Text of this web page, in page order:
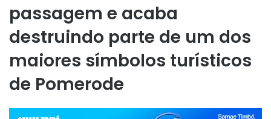
passagem e acaba
destruindo parte de um dos
maiores símbolos turísticos
de Pomerode